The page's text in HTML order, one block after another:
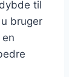
til
bruger